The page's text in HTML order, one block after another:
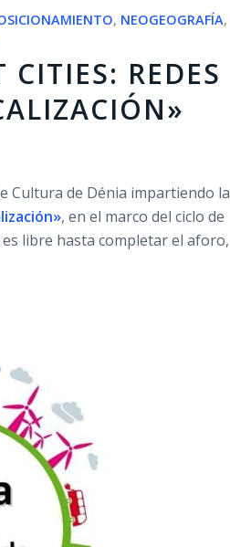
, NEOGEOGRAFÍA,
CITIES: REDES
Cultura de Dénia impartiendo la
, en el marco del ciclo de
es libre hasta completar el aforo,